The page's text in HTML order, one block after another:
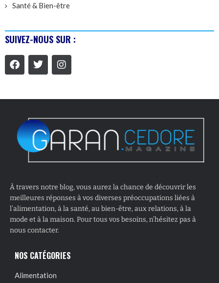
Santé & Bien-être
SUIVEZ-NOUS SUR :
À travers notre blog, vous aurez la chance de découvrir les
meilleures réponses à vos diverses préoccupations liées à
l’alimentation, à la santé, au bien-être, aux relations, à la
mode et à la maison. Pour tous vos besoins, n’hésitez pas à
nous contacter.
NOS CATÉGORIES
Alimentation